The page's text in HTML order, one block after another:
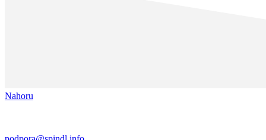
Nahoru